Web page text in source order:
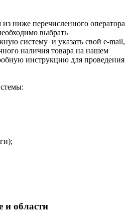
ниже перечисленного оператора
выбрать
систему и указать свой e-mail,
наличия товара на нашем
инструкцию для проведения
и области